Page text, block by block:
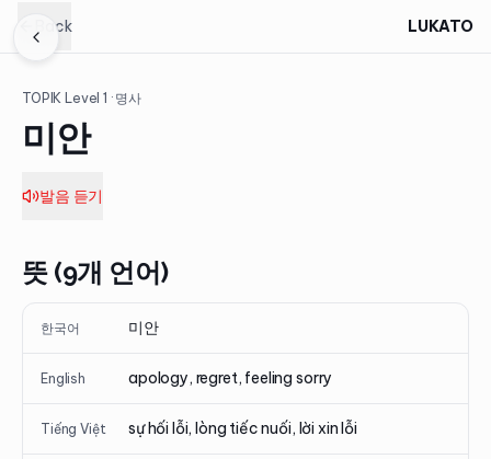
Back LUKATO
TOPIK Level1 · 명사
미안
발음 듣기
뜻 (9개 언어)
한국어 미안
English apology, regret, feeling sorry
Tiếng Việt sự hối lỗi, lòng tiếc nuối, lời xin lỗi